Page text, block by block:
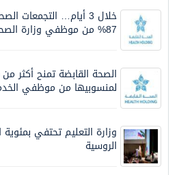
خلال 3 أيام…
87% من موظفي وزارة الصحة لعروض الانتقال
الصحة القابضة تمنح أكثر
لمنسوبيها من موظفي
وزارة التعليم تحتفي
الروسية